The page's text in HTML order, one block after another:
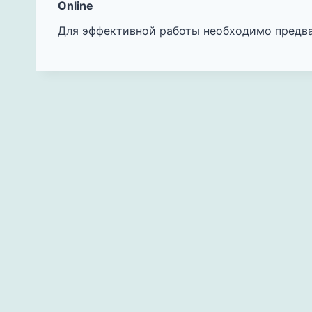
Online
Для эффективной работы необходимо